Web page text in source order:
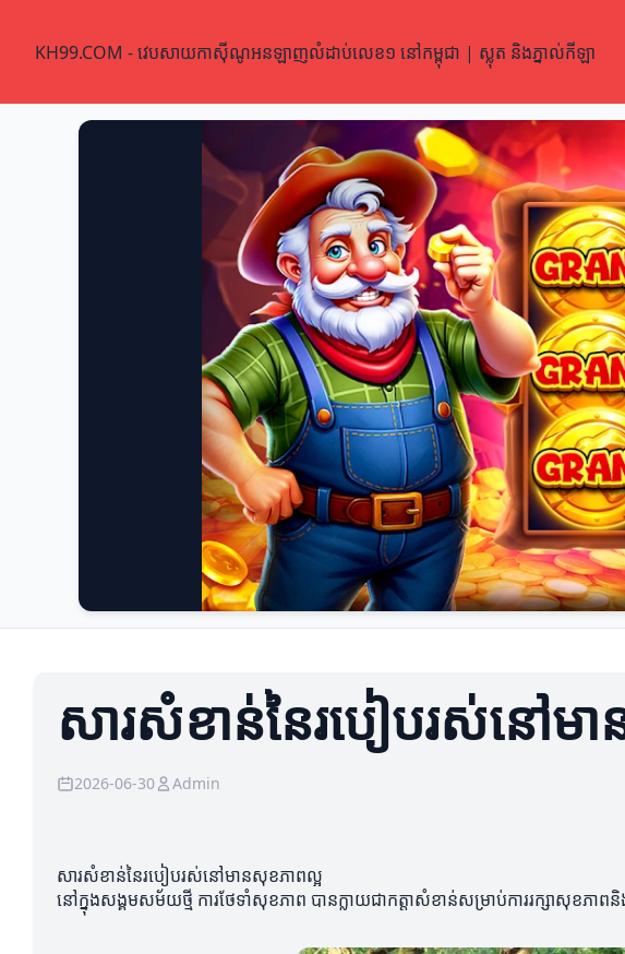
KH99.COM - វេបសាយកាស៊ីណូអនឡាញលំដាប់លេខ១ នៅកម្ពុជា | ស្លុត និងភ្នាល់កីឡា
សារសំខាន់នៃរបៀបរស់នៅម
2026-06-30 Admin
សារសំខាន់នៃរបៀបរស់នៅមានសុខភាពល្អ
នៅក្នុងសង្គមសម័យថ្មី ការថែទាំសុខភាព បានក្លាយជាកត្តាសំខាន់សម្រាប់ការរក្សាសុខភាពនិ